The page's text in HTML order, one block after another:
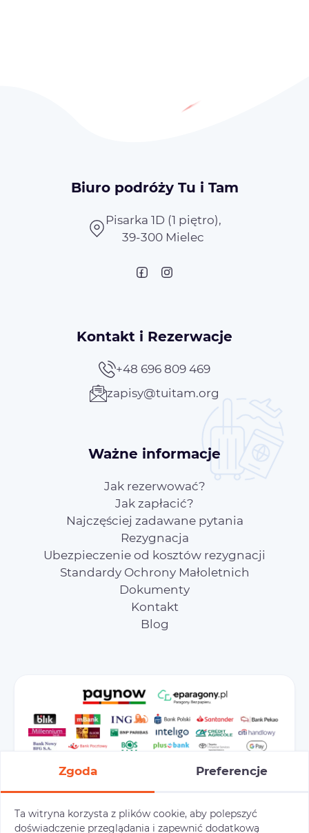
Biuro podróży Tu i Tam
Pisarka 1D (1 piętro),
39-300 Mielec
Kontakt i Rezerwacje
+48 696 809 469
zapisy@tuitam.org
Ważne informacje
Jak rezerwować?
Jak zapłacić?
Najczęściej zadawane pytania
Rezygnacja
Ubezpieczenie od kosztów rezygnacji
Standardy Ochrony Małoletnich
Dokumenty
Kontakt
Blog
Preferencje cookies Polityka prywatności
Zgoda Preferencje
Ta witryna korzysta z plików cookie, aby polepszyć
doświadczenie przeglądania i zapewnić dodatkową